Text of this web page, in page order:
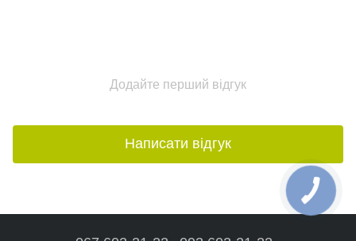
Додайте перший відгук
Написати відгук